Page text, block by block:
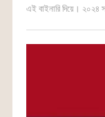
এই বাইনারি দিয়ে। ২০২৪